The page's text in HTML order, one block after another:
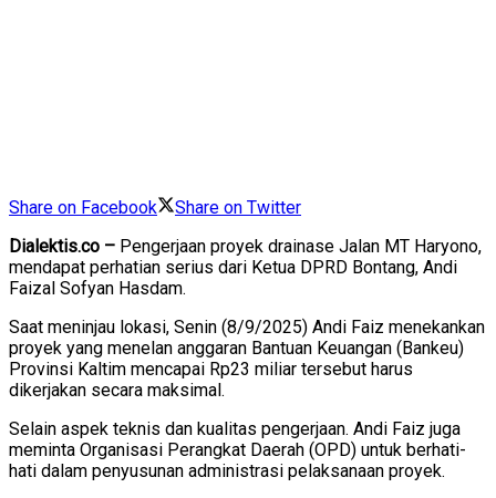
Share on Facebook
Share on Twitter
Dialektis.co – Pengerjaan proyek drainase Jalan MT Haryono,
mendapat perhatian serius dari Ketua DPRD Bontang, Andi
Faizal Sofyan Hasdam.
Saat meninjau lokasi, Senin (8/9/2025) Andi Faiz menekankan
proyek yang menelan anggaran Bantuan Keuangan (Bankeu)
Provinsi Kaltim mencapai Rp23 miliar tersebut harus
dikerjakan secara maksimal.
Selain aspek teknis dan kualitas pengerjaan. Andi Faiz juga
meminta Organisasi Perangkat Daerah (OPD) untuk berhati-
hati dalam penyusunan administrasi pelaksanaan proyek.